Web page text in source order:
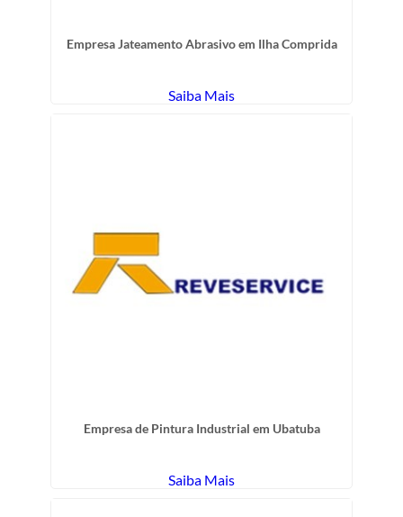
Empresa Jateamento Abrasivo em Ilha Comprida
Saiba Mais
Empresa de Pintura Industrial em Ubatuba
Saiba Mais